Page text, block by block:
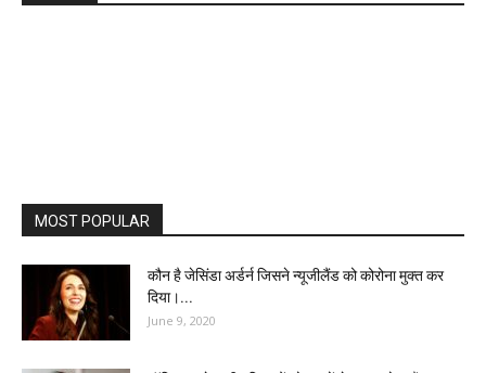
MOST POPULAR
कौन है जेसिंडा अर्डर्न जिसने न्यूजीलैंड को कोरोना मुक्त कर
दिया।...
June 9, 2020